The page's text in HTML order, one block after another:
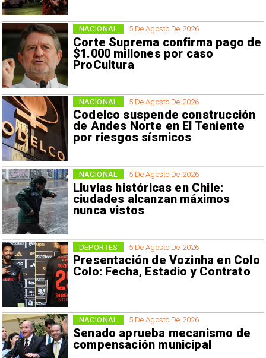
5 De Agosto De 2026
Corte Suprema confirma pago de
$1.000 millones por caso
ProCultura
NACIONAL
5 De Agosto De 2026
Codelco suspende construcción
de Andes Norte en El Teniente
por riesgos sísmicos
NACIONAL
5 De Agosto De 2026
Lluvias históricas en Chile:
ciudades alcanzan máximos
nunca vistos
NACIONAL
5 De Agosto De 2026
Presentación de Vozinha en Colo
Colo: Fecha, Estadio y Contrato
DEPORTES
5 De Agosto De 2026
Senado aprueba mecanismo de
compensación municipal
NACIONAL